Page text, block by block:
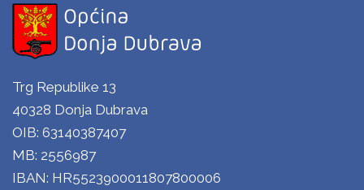
Trg Republike 13
40328 Donja Dubrava
OIB: 63140387407
MB: 2556987
IBAN: HR5523900011807800006